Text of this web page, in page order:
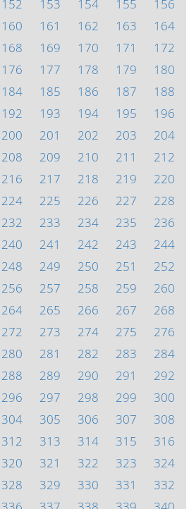
152 153 154 155
156
160 161 162 163
164
168 169 170 171
172
176 177 178 179
180
184 185 186 187
188
192 193 194 195
196
200 201 202 203
204
208 209 210 211
212
216 217 218 219
220
224 225 226 227
228
232 233 234 235
236
240 241 242 243
244
248 249 250 251
252
256 257 258 259
260
264 265 266 267
268
272 273 274 275
276
280 281 282 283
284
288 289 290 291
292
296 297 298 299
300
304 305 306 307
308
312 313 314 315
316
320 321 322 323
324
328 329 330 331
332